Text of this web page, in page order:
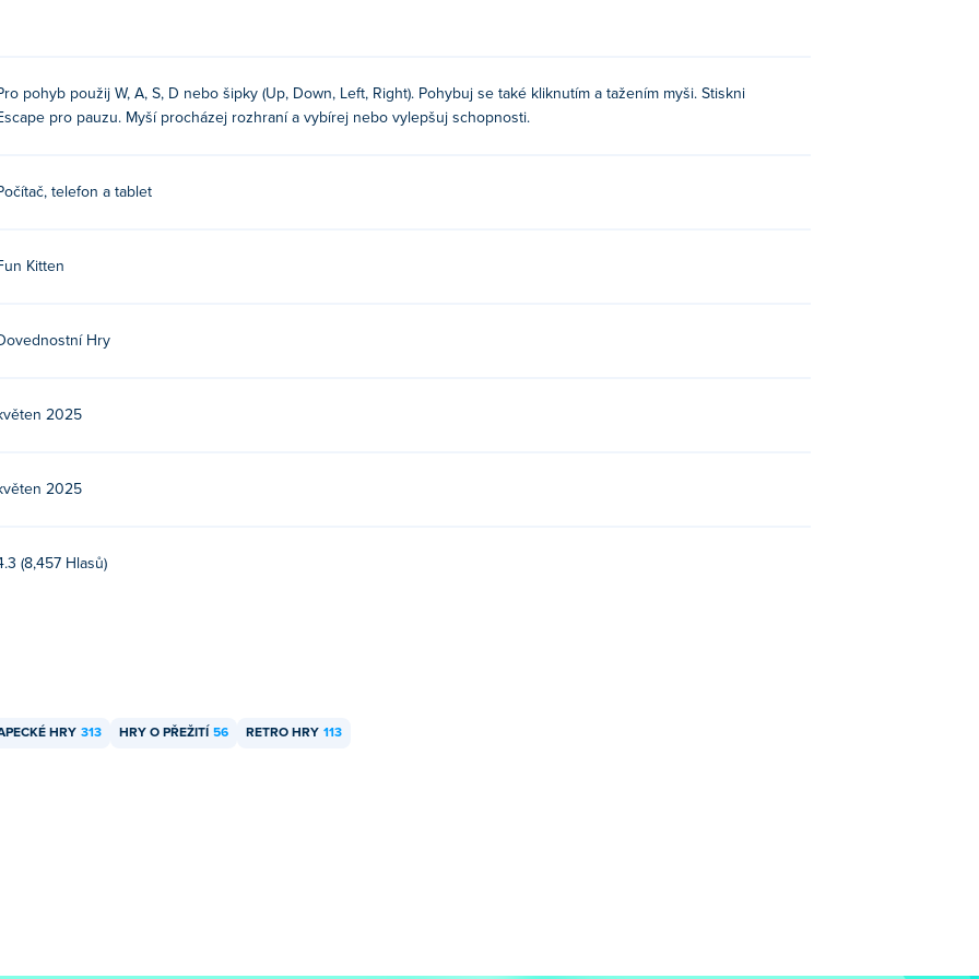
myší
a vyberte nebo vylepšete své schopnosti!
jejich první hra na Poki!
zařízeních a stolních počítačích?
pohyb použij W, A, S, D nebo šipky (Up, Down, Left, Right). Pohybuj se také kliknutím a tažením myši. Stiskni
pro pauzu. Myší procházej rozhraní a vybírej nebo vylepšuj schopnosti.
telefon a tablet
Kitten
Hry
2025
2025
(8,457 Hlasů)
HRY 313 HRY O PŘEŽITÍ 56 RETRO HRY 113